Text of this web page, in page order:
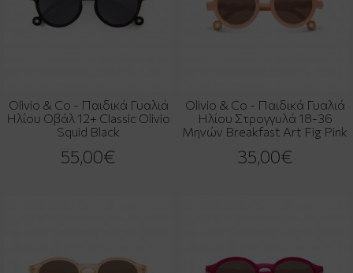
Olivio & Co - Παιδικά Γυαλιά
Ηλίου Οβάλ 12+ Classic Olivio
Squid Black
55,00€
Olivio & Co - Παιδικά Γυαλιά
Ηλίου Στρογγυλά 18-36
Μηνών Breakfast Art Fig Pink
35,00€